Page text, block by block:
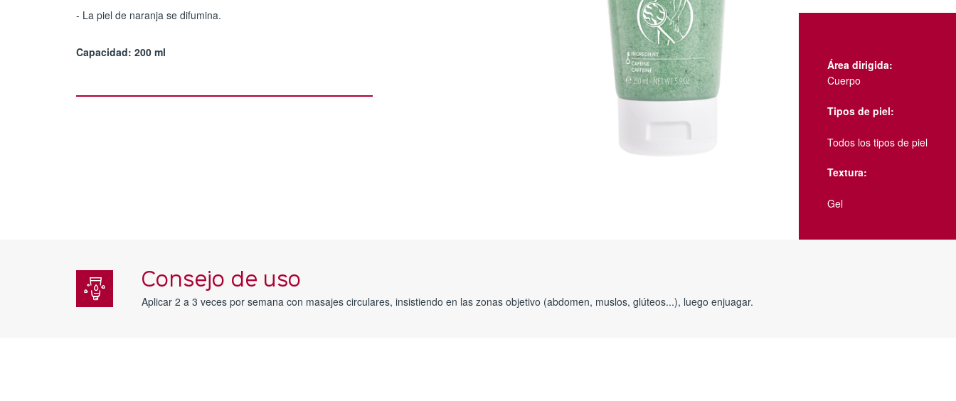
- La piel de naranja se difumina.
Capacidad: 200 ml
Área dirigida:
Cuerpo
Tipos de piel:
Todos los tipos de piel​
Textura:
Gel​
Consejo de uso
Aplicar 2 a 3 veces por semana con masajes circulares, insistiendo en las zonas objetivo (abdomen, muslos, glúteos...), luego enjuagar.